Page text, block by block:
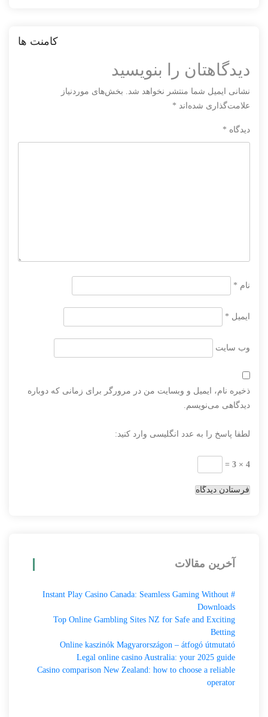
کامنت ها
دیدگاهتان را بنویسید
نشانی ایمیل شما منتشر نخواهد شد. بخش‌های موردنیاز
علامت‌گذاری شده‌اند *
دیدگاه *
نام *
ایمیل *
وب‌ سایت
ذخیره نام، ایمیل و وبسایت من در مرورگر برای زمانی که دوباره
دیدگاهی می‌نویسم.
لطفا پاسخ را به عدد انگلیسی وارد کنید:
4 × 3 =
آخرین مقالات
# Instant Play Casino Canada: Seamless Gaming Without
Downloads
Top Online Gambling Sites NZ for Safe and Exciting
Betting
Online kaszinók Magyarországon – átfogó útmutató
Legal online casino Australia: your 2025 guide
Casino comparison New Zealand: how to choose a reliable
operator